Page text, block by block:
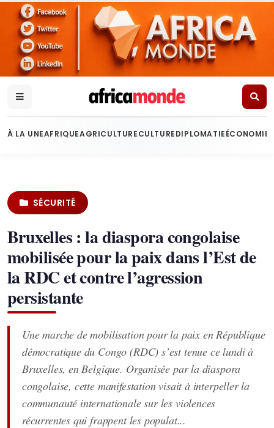
À LA UNEAFRIQUEAGRICULTURECULTUREDIPLOMATIEÉCONOMIE
SÉCURITÉ
Bruxelles : la diaspora congolaise
mobilisée pour la paix dans l’Est de
la RDC et contre l’agression
persistante
Une marche de mobilisation pour la paix en République
démocratique du Congo (RDC) s’est tenue ce lundi à
Bruxelles, en Belgique. Organisée par la diaspora
congolaise, cette manifestation visait à interpeller la
communauté internationale sur les violences
récurrentes qui frappent les populat...